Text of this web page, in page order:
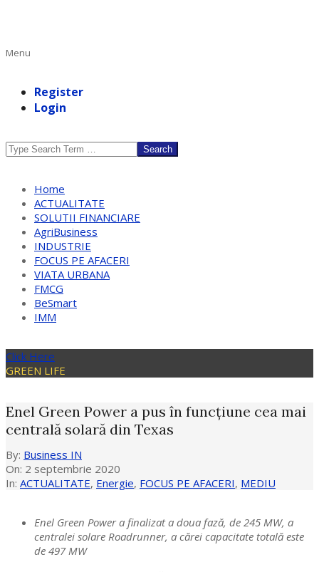
Primary
Menu
Register
Login
Search
Home
ACTUALITATE
SOLUTII FINANCIARE
AgriBusiness
INDUSTRIE
FOCUS PE AFACERI
VIATA URBANA
FMCG
BeSmart
IMM
Click Here
GREEN LIFE
Enel Green Power a pus în funcțiune cea mai
centrală solară din Texas
By: Business IN
On: 2 septembrie 2020
In: ACTUALITATE, Energie, FOCUS PE AFACERI, MEDIU
Enel Green Power a finalizat a doua fază, de 245 MW, a
centralei solare Roadrunner, a cărei capacitate totală este
de 497 MW